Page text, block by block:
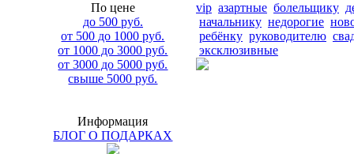
По цене
до 500 руб.
от 500 до 1000 руб.
от 1000 до 3000 руб.
от 3000 до 5000 руб.
свыше 5000 руб.
Информация
БЛОГ О ПОДАРКАХ
vip азартные болельщику
начальнику недорогие
ребёнку руководителю
эксклюзивные